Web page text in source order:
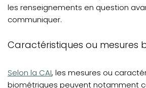
les renseignements en question
communiquer.
Caractéristiques ou mesures
(opens in a new tab)
Selon la CAI, les mesures ou
biométriques peuvent notamment